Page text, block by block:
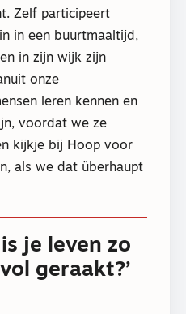
Zelf participeert
in een buurtmaaltijd,
in zijn wijk zijn
onze
leren kennen en
voordat we ze
kijkje bij Hoop voor
als we dat überhaupt
je leven zo
vol geraakt?’